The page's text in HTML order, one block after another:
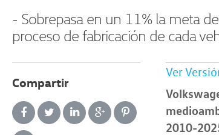
- Sobrepasa en un 11% la meta
proceso de fabricación de cada
Compartir
Ver
2010-